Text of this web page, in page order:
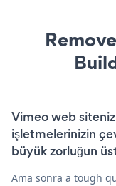
Vimeo web
işletmelerinizin
büyük zorluğun
Ama sonra a tough